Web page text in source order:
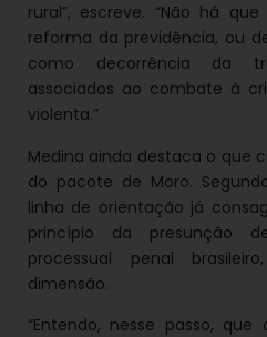
rural”, escreve. “Não há
reforma da previdência, ou
como decorrência da
associados ao combate à
violenta.”
Medina ainda destaca o que
do pacote de Moro.
linha de orientação já
princípio da presunção
processual penal
dimensão.
“Entendo, nesse passo,